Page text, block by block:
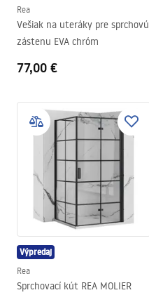
Rea
Vešiak na uteráky pre sprchovú
zástenu EVA chróm
77,00 €
Výpredaj
Rea
Sprchovací kút REA MOLIER